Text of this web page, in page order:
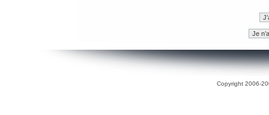
Copyright 2006-